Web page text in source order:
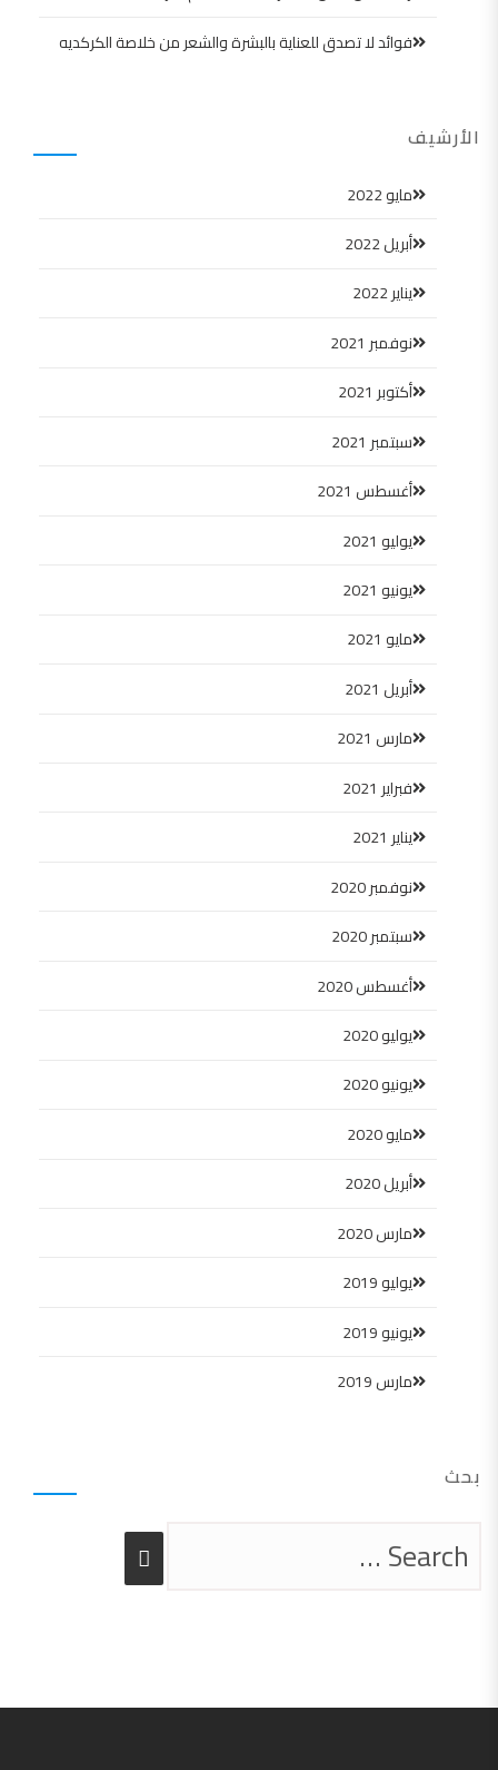
فوائد لا تصدق للعناية بالبشرة والشعر من خلاصة الكركديه
الأرشيف
مايو 2022
أبريل 2022
يناير 2022
نوفمبر 2021
أكتوبر 2021
سبتمبر 2021
أغسطس 2021
يوليو 2021
يونيو 2021
مايو 2021
أبريل 2021
مارس 2021
فبراير 2021
يناير 2021
نوفمبر 2020
سبتمبر 2020
أغسطس 2020
يوليو 2020
يونيو 2020
مايو 2020
أبريل 2020
مارس 2020
يوليو 2019
يونيو 2019
مارس 2019
بحث